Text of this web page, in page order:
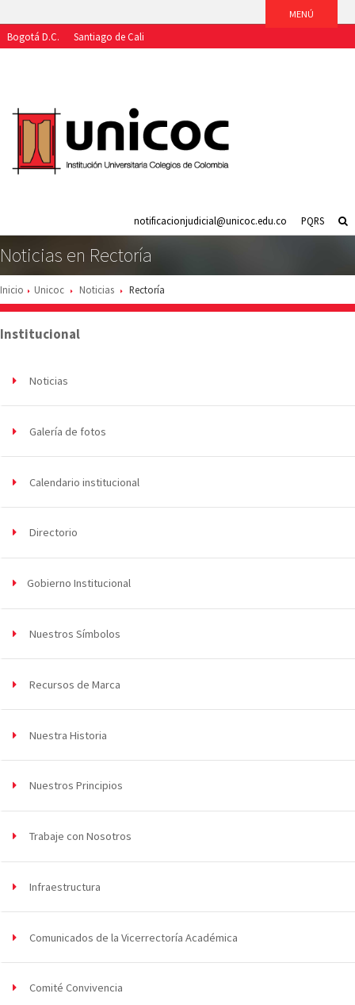
Bogotá D.C.
Santiago de Cali
PQRS
notificacionjudicial@unicoc.edu.co
Noticias en Rectoría
Inicio Unicoc Noticias Rectoría
Institucional
Noticias
Galería de fotos
Calendario institucional
Directorio
Gobierno Institucional
Nuestros Símbolos
Recursos de Marca
Nuestra Historia
Nuestros Principios
Trabaje con Nosotros
Infraestructura
Comunicados de la Vicerrectoría Académica
Comité Convivencia